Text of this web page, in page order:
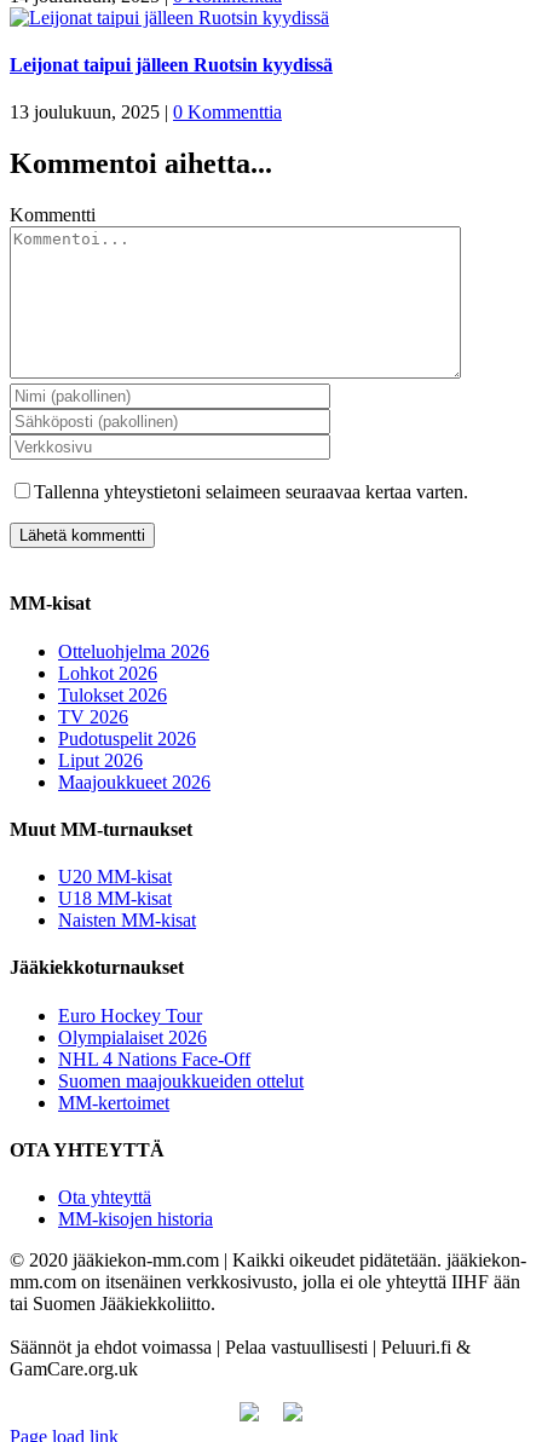
Leijonat taipui jälleen Ruotsin kyydissä
13 joulukuun, 2025 | 0 Kommenttia
Kommentoi aihetta...
Kommentti
Tallenna yhteystietoni selaimeen seuraavaa kertaa varten.
MM-kisat
Otteluohjelma 2026
Lohkot 2026
Tulokset 2026
TV 2026
Pudotuspelit 2026
Liput 2026
Maajoukkueet 2026
Muut MM-turnaukset
U20 MM-kisat
U18 MM-kisat
Naisten MM-kisat
Jääkiekkoturnaukset
Euro Hockey Tour
Olympialaiset 2026
NHL 4 Nations Face-Off
Suomen maajoukkueiden ottelut
MM-kertoimet
OTA YHTEYTTÄ
Ota yhteyttä
MM-kisojen historia
© 2020 jääkiekon-mm.com | Kaikki oikeudet pidätetään. jääkiekon-
mm.com on itsenäinen verkkosivusto, jolla ei ole yhteyttä IIHF ään
tai Suomen Jääkiekkoliitto.
Säännöt ja ehdot voimassa | Pelaa vastuullisesti | Peluuri.fi &
GamCare.org.uk
Page load link